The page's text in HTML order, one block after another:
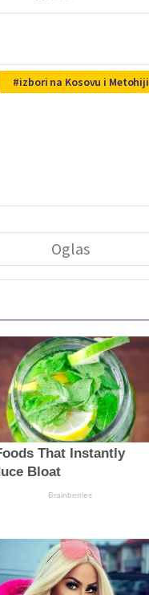
izbori na Kosovu i Metohiji
That Instantly
Bloat
Brainberries